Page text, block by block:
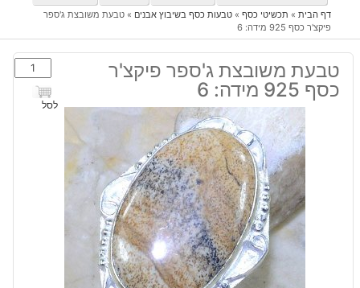
דף הבית» תכשיטי כסף» טבעות כסף בשיבוץ אבנים » טבעת משובצת ג'ספר
פיקצ'ר כסף 925 מידה: 6
טבעת משובצת ג'ספר פיקצ'ר
כסף 925 מידה: 6
כמות
של
טבעת
לסל